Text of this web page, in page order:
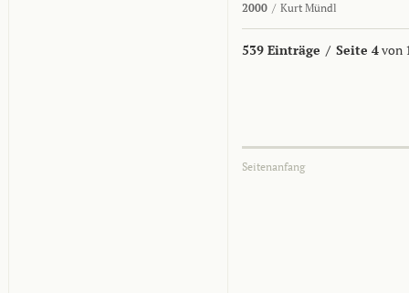
2000 / Kurt Mündl
539 Einträge / Seite 4von
Seitenanfang